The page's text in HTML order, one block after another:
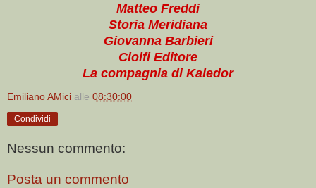
Matteo Freddi
Storia Meridiana
Giovanna Barbieri
Ciolfi Editore
La compagnia di Kaledor
Emiliano AMici alle 08:30:00
Condividi
Nessun commento:
Posta un commento